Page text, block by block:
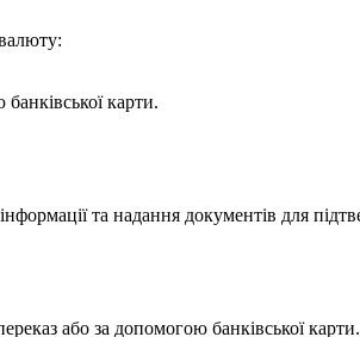
карти.
та надання документів для
або за допомогою банківської